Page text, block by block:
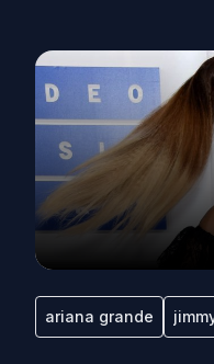
ariana grande